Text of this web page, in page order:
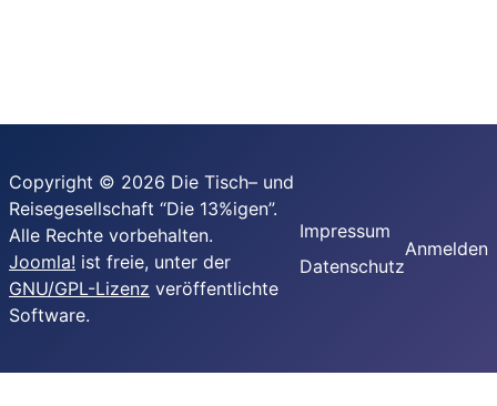
Copyright © 2026 Die Tisch– und
Reisegesellschaft “Die 13%igen”.
Alle Rechte vorbehalten.
Joomla! ist freie, unter der
GNU/GPL-Lizenz veröffentlichte
Software.
Impressum
Datenschutz
Anmelden